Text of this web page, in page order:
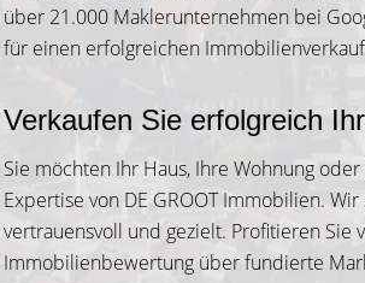
über 21.000 Maklerunternehmen bei
für einen erfolgreichen
Verkaufen Sie erfolgreich
Sie möchten Ihr Haus, Ihre Wohnung
Expertise von DE GROOT Immobilien.
vertrauensvoll und gezielt. Profitieren Sie
Immobilienbewertung über fundierte